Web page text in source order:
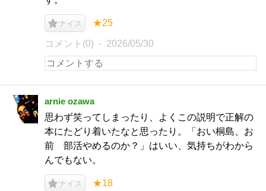
ナイス ★25
コメント(0) 2026/05/30
arnie ozawa
思わず笑ってしまったり、よくこの説明で正解の
本にたどり着いたなと思ったり。「おい桐島、お
前 部活やめるのか？」はいい、気持ちがわから
んでもない。
ナイス ★18